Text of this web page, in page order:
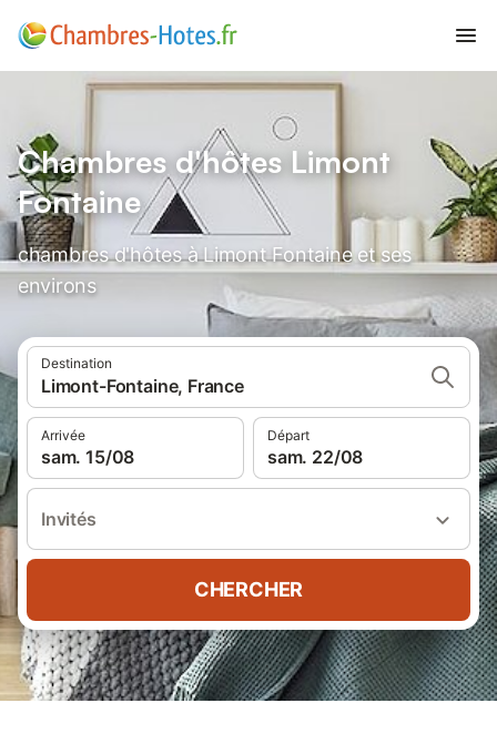
Chambres d'hôtes Limont
Fontaine
chambres d'hôtes à Limont Fontaine et ses
environs
Destination
Limont-Fontaine, France
Arrivée
sam. 15/08
Départ
sam. 22/08
Invités
CHERCHER